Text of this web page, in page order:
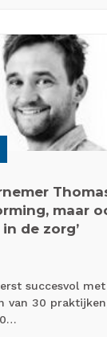
maar
de zorg’
succesvol met
van 30